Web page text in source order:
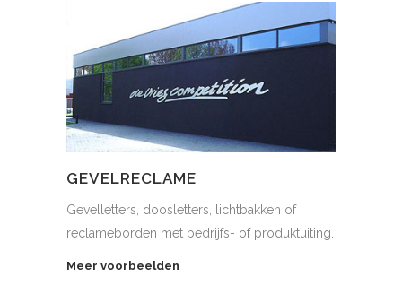
GEVELRECLAME
Gevelletters, doosletters, lichtbakken of
reclameborden met bedrijfs- of produktuiting.
Meer voorbeelden